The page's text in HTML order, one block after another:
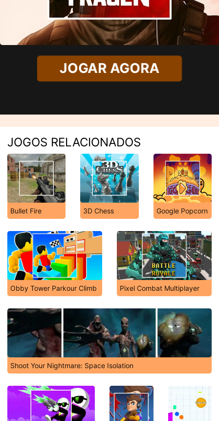
JOGAR AGORA
JOGOS RELACIONADOS
Bullet Fire 3D Chess Google Popcorn
Obby Tower Parkour Climb Pixel Combat Multiplayer
Shoot Your Nightmare: Space Isolation